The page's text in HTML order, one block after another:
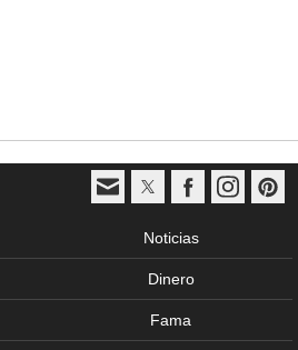
Noticias
Dinero
Fama